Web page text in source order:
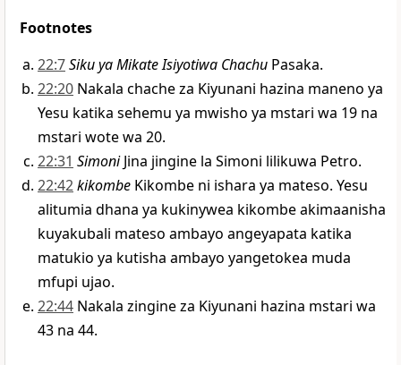
Footnotes
22:7Siku ya Mikate Isiyotiwa Chachu Pasaka.
22:20 Nakala chache za Kiyunani hazina maneno ya
Yesu katika sehemu ya mwisho ya mstari wa 19 na
mstari wote wa 20.
22:31 SimoniJina jingine la Simoni lilikuwa Petro.
22:42kikombe Kikombe ni ishara ya mateso. Yesu
alitumia dhana ya kukinywea kikombe akimaanisha
kuyakubali mateso ambayo angeyapata katika
matukio ya kutisha ambayo yangetokea muda
mfupi ujao.
22:44 Nakala zingine za Kiyunani hazina mstari wa
43 na 44.